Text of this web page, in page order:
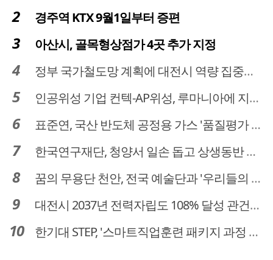
경주역 KTX 9월1일부터 증편
아산시, 골목형상점가 4곳 추가 지정
정부 국가철도망 계획에 대전시 역량 집중해야
인공위성 기업 컨텍-AP위성, 루마니아에 지상국 시스템 전수
표준연, 국산 반도체 공정용 가스 '품질평가 체계' 구축
한국연구재단, 청양서 일손 돕고 상생동반 친구맺기 봉사활동
꿈의 무용단 천안, 전국 예술단과 '우리들의 하모니' 선보여
대전시 2037년 전력자립도 108% 달성 관건은 '주민 수용성'
한기대 STEP, '스마트직업훈련 패키지 과정 3기' 모집